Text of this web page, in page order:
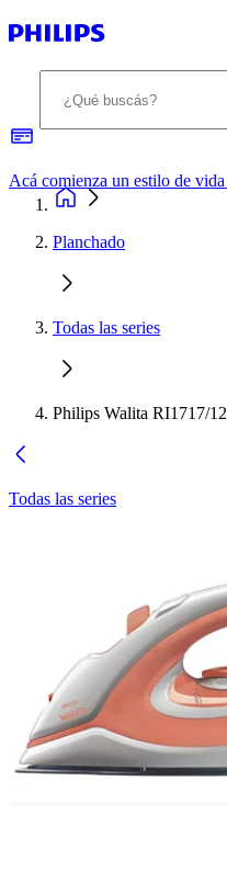
Planchado
Todas las series
Philips Walita RI1717/12
Todas las series